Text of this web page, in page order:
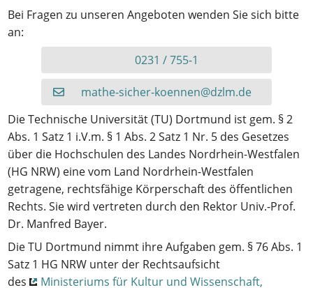
Bei Fragen zu unseren Angeboten wenden Sie sich bitte
an:
0231 / 755-1
mathe-sicher-koennen@dzlm.de
Die Technische Universität (TU) Dort­mund ist gem. § 2
Abs. 1 Satz 1 i.V.m. § 1 Abs. 2 Satz 1 Nr. 5 des Gesetzes
über die Hochschulen des Landes Nordrhein-Westfalen
(HG NRW) eine vom Land Nordrhein-Westfalen
getragene, rechtsfähige Körperschaft des öffentlichen
Rechts. Sie wird vertreten durch den Rektor Univ.-Prof.
Dr. Manfred Bayer.
Die TU Dort­mund nimmt ihre Aufgaben gem. § 76 Abs. 1
Satz 1 HG NRW unter der Rechtsaufsicht
des
Ministeriums für Kultur und Wissenschaft,